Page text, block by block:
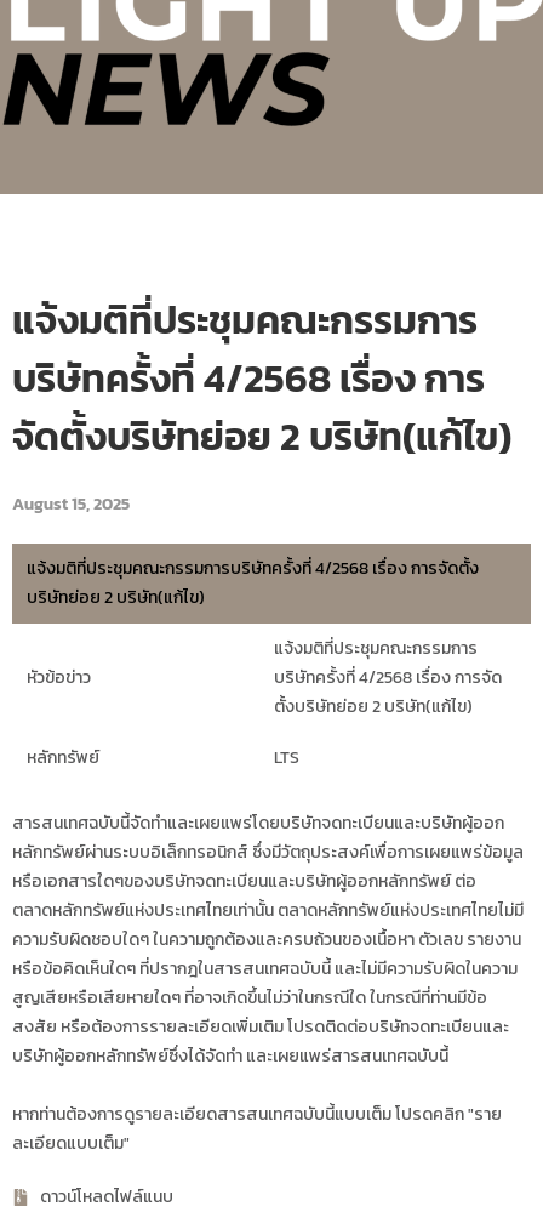
แจ้งมติที่ประชุมคณะกรรมการ
บริษัทครั้งที่ 4/2568 เรื่อง การ
จัดตั้งบริษัทย่อย 2 บริษัท(แก้ไข)
August 15, 2025
แจ้งมติที่ประชุมคณะกรรมการบริษัทครั้งที่ 4/2568 เรื่อง การจัดตั้ง
บริษัทย่อย 2 บริษัท(แก้ไข)
หัวข้อข่าว
แจ้งมติที่ประชุมคณะกรรมการ
บริษัทครั้งที่ 4/2568 เรื่อง การจัด
ตั้งบริษัทย่อย 2 บริษัท(แก้ไข)
หลักทรัพย์
LTS
สารสนเทศฉบับนี้จัดทำและเผยแพร่โดยบริษัทจดทะเบียนและบริษัทผู้ออก
หลักทรัพย์ผ่านระบบอิเล็กทรอนิกส์ ซึ่งมีวัตถุประสงค์เพื่อการเผยแพร่ข้อมูล
หรือเอกสารใดๆของบริษัทจดทะเบียนและบริษัทผู้ออกหลักทรัพย์ ต่อ
ตลาดหลักทรัพย์แห่งประเทศไทยเท่านั้น ตลาดหลักทรัพย์แห่งประเทศไทยไม่มี
ความรับผิดชอบใดๆ ในความถูกต้องและครบถ้วนของเนื้อหา ตัวเลข รายงาน
หรือข้อคิดเห็นใดๆ ที่ปรากฎในสารสนเทศฉบับนี้ และไม่มีความรับผิดในความ
สูญเสียหรือเสียหายใดๆ ที่อาจเกิดขึ้นไม่ว่าในกรณีใด ในกรณีที่ท่านมีข้อ
สงสัย หรือต้องการรายละเอียดเพิ่มเติม โปรดติดต่อบริษัทจดทะเบียนและ
บริษัทผู้ออกหลักทรัพย์ซึ่งได้จัดทำ และเผยแพร่สารสนเทศฉบับนี้
หากท่านต้องการดูรายละเอียดสารสนเทศฉบับนี้แบบเต็ม โปรดคลิก "ราย
ละเอียดแบบเต็ม"
ดาวน์โหลดไฟล์แนบ